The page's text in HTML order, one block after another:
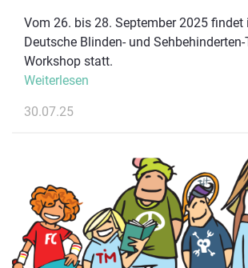
Vom 26. bis 28. September 2025 findet
Deutsche Blinden- und Sehbehinderten-
Workshop statt.
Weiterlesen
30.07.25